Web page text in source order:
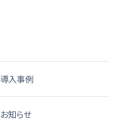
導入事例
お知らせ